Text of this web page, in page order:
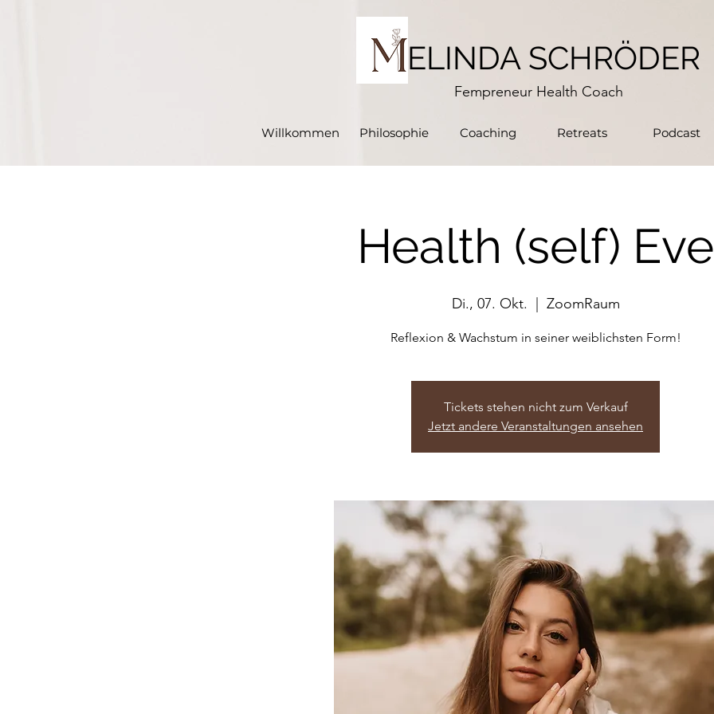
ELINDA SCHRÖDER
Fempreneur Health Coach
Willkommen Philosophie Coaching Retreats Podcast
Health (self) Eve
Di., 07. Okt. ZoomRaum
Tickets stehen nicht zum Verkauf
Jetzt andere Veranstaltungen ansehen